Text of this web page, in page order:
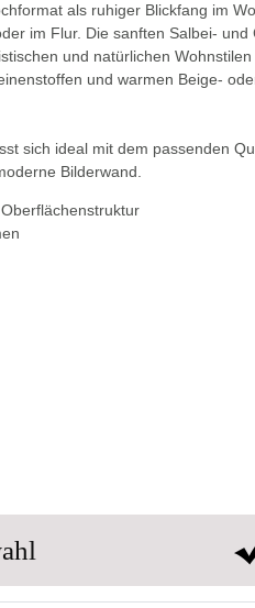
als ruhiger Blickfang im
im Flur. Die sanften Salbei- und
und natürlichen
und warmen Beige-
sich ideal mit dem passenden
Bilderwand.